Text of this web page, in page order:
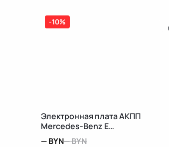
-10%
Электронная плата АКПП
Mercedes-Benz E
W213/S213/C238/A238
—BYN—BYN